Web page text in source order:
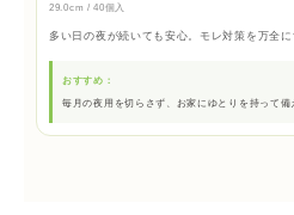
29.0cm / 40個入
多い日の夜が続いても安心。モレ対策を万全に
おすすめ：
毎月の夜用を切らさず、お家にゆとりを持って備